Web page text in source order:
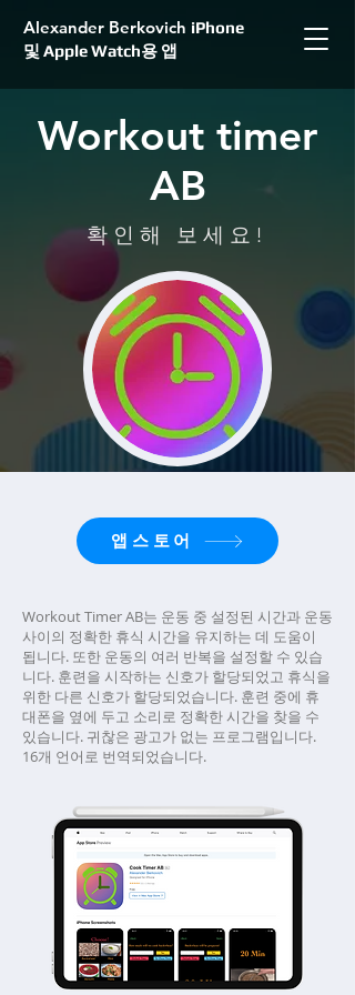
Alexander Berkovich iPhone
및 Apple Watch용 앱
Workout timer
AB
확인해 보세요!
앱스토어
Workout Timer AB는 운동 중 설정된 시간과 운동
사이의 정확한 휴식 시간을 유지하는 데 도움이
됩니다. 또한 운동의 여러 반복을 설정할 수 있습
니다. 훈련을 시작하는 신호가 할당되었고 휴식을
위한 다른 신호가 할당되었습니다. 훈련 중에 휴
대폰을 옆에 두고 소리로 정확한 시간을 찾을 수
있습니다. 귀찮은 광고가 없는 프로그램입니다.
16개 언어로 번역되었습니다.